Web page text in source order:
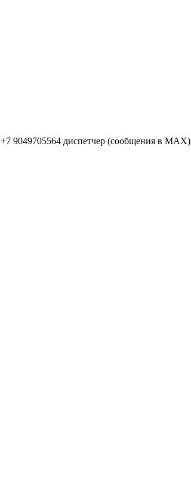
+7 9049705564 диспетчер (сообщения в MAX)